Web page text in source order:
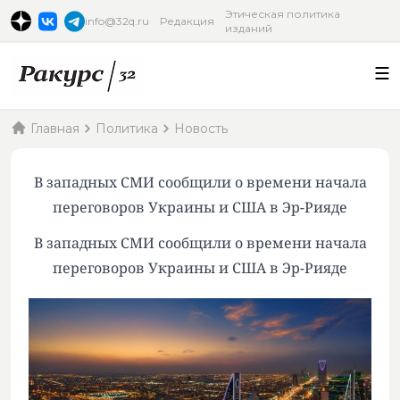
info@32q.ru Редакция
Этическая политика
изданий
Главная Политика Новость
В западных СМИ сообщили о времени начала
переговоров Украины и США в Эр-Рияде
В западных СМИ сообщили о времени начала
переговоров Украины и США в Эр-Рияде